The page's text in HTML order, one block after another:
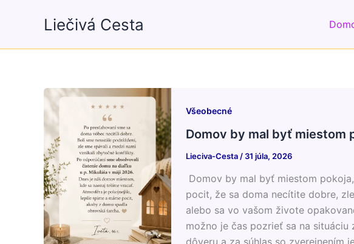
Liečivá Cesta
Všeobecné
Domov by mal byť miestom
Lieciva-Cesta / 31 júla, 2026
Domov by mal byť miestom
pocit, že sa doma necítite dobre,
alebo sa vo vašom živote
možno je čas pozrieť sa na situáciu